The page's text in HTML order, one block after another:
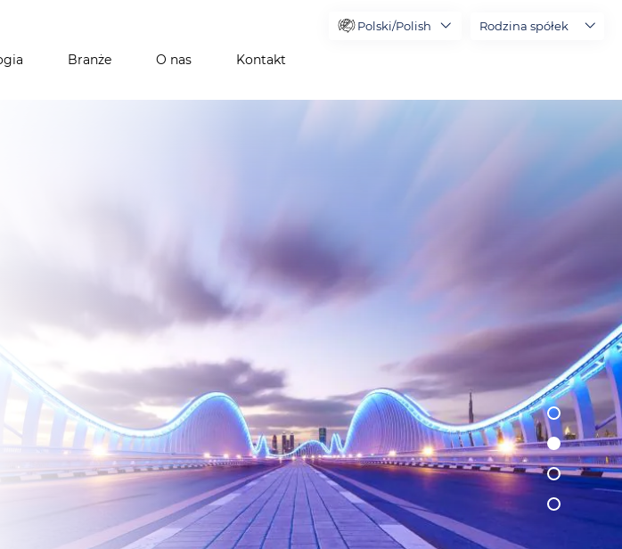
Branże O nas Kontakt
Polski/Polish Rodzina spółek